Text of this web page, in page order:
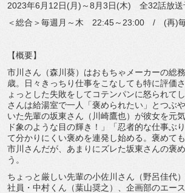
2023年6月12日(月)～8月3日(木) 全32話放送
＜総合＞毎週月～木 22:45～23:00 / (再)
【概要】
市川さん（森川葵）はおもちゃメーカーの総
歳。日々きっちり仕事をこなしても特に評価
ょっとした失敗をしてコテンパンに怒られて
さんは給湯室で一人「褒められたい」とつぶ
いた先輩の坂東さん（川崎鷹也）が彼女を元
ド象のような目の輝き！」「忍者的な仕事ぶ
て分かりにくい褒めを連発し始める。褒めて
市川さんだが、あまりにズレた坂東さんの褒
う。
ちょっと厳しい先輩の小佐川さん（野呂佳代
社員・中村くん（葉山奨之）、企画部のエー